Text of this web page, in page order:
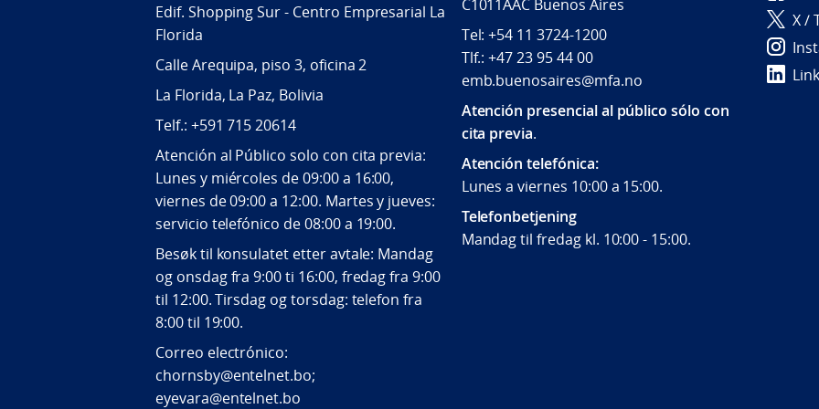
Edif. Shopping Sur - Centro Empresarial La
Florida
Calle Arequipa, piso 3, oficina 2
La Florida, La Paz, Bolivia
Telf.: +591 715 20614
Atención al Público solo con cita previa:
Lunes y miércoles de 09:00 a 16:00,
viernes de 09:00 a 12:00. Martes y jueves:
servicio telefónico de 08:00 a 19:00.
Besøk til konsulatet etter avtale: Mandag
og onsdag fra 9:00 ti 16:00, fredag fra 9:00
til 12:00. Tirsdag og torsdag: telefon fra
8:00 til 19:00.
Correo electrónico:
chornsby@entelnet.bo;
eyevara@entelnet.bo
C1011AAC Buenos Aires
Tel: +54 11 3724-1200
Tlf.: +47 23 95 44 00
emb.buenosaires@mfa.no
Atención presencial al público sólo con
cita previa.
Atención telefónica:
Lunes a viernes 10:00 a 15:00.
Telefonbetjening
Mandag til fredag kl. 10:00 - 15:00.
X /